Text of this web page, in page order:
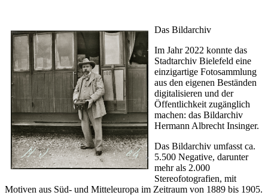
Das Bildarchiv
Im Jahr 2022 konnte das
Stadtarchiv Bielefeld eine
einzigartige Fotosammlung
aus den eigenen Beständen
digitalisieren und der
Öffentlichkeit zugänglich
machen: das Bildarchiv
Hermann Albrecht Insinger.
Das Bildarchiv umfasst ca.
5.500 Negative, darunter
mehr als 2.000
Stereofotografien, mit
Motiven aus Süd- und Mitteleuropa im Zeitraum von 1889 bis 1905.